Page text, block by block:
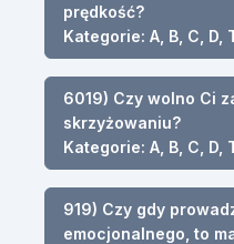
prędkość?
Kategorie: A, B, C, D,
6019) Czy wolno Ci
skrzyżowaniu?
Kategorie: A, B, C, D,
919) Czy gdy
emocjonalnego, to